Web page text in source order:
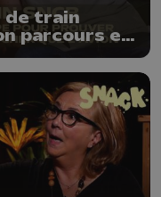
de train
parcours et
pas cher